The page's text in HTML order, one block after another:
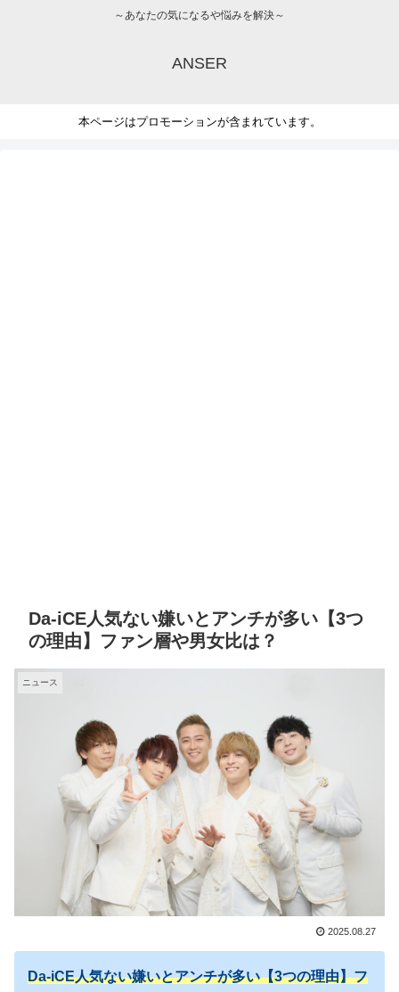
～あなたの気になるや悩みを解決～
ANSER
本ページはプロモーションが含まれています。
Da-iCE人気ない嫌いとアンチが多い【3つ
の理由】ファン層や男女比は？
ニュース
2025.08.27
Da-iCE人気ない嫌いとアンチが多い【3つの理由】フ